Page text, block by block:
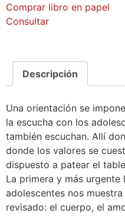
Comprar libro en papel
Consultar
Descripción
Una orientación se
la escucha con los
también escuchan. Allí
donde los valores se
dispuesto a patear el
La primera y más
adolescentes nos
revisado: el cuerpo, el